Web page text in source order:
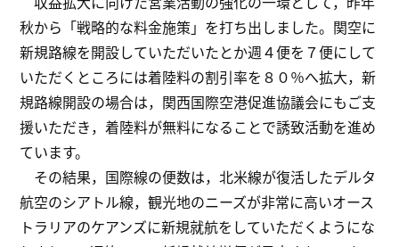
秋から「戦略的な料金施策」を打ち出しました。関空に
新規路線を開設していただいたとか週４便を７便にして
いただくところには着陸料の割引率を８０％へ拡大，新
規路線開設の場合は，関西国際空港促進協議会にもご支
援いただき，着陸料が無料になることで誘致活動を進め
ています。
その結果，国際線の便数は，北米線が復活したデルタ
航空のシアトル線，観光地のニーズが非常に高いオース
トラリアのケアンズに新規就航をしていただくようにな